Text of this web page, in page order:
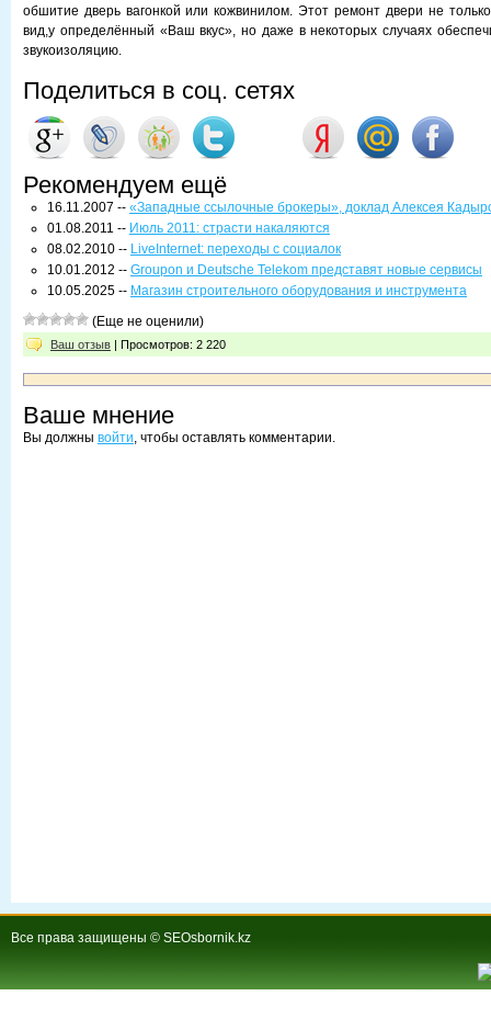
обшитие дверь вагонкой или кожвинилом. Этот ремонт двери не
вид,у определённый «Ваш вкус», но даже в некоторых случаях
звукоизоляцию.
Поделиться в соц. сетях
Рекомендуем ещё
16.11.2007 -- «Западные ссылочные брокеры», доклад Алексея
01.08.2011 -- Июль 2011: страсти накаляются
08.02.2010 -- LiveInternet: переходы с социалок
10.01.2012 -- Groupon и Deutsche Telekom представят новые сервисы
10.05.2025 -- Магазин строительного оборудования и инструмента
(Еще не оценили)
Ваш отзыв | Просмотров: 2 220
Ваше мнение
Вы должны войти, чтобы оставлять комментарии.
Все права защищены © SEOsbornik.kz